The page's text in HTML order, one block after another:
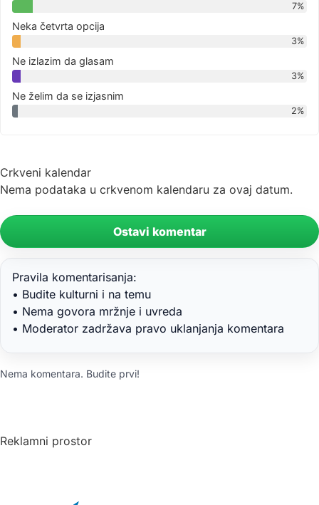
7%
Neka četvrta opcija
3%
Ne izlazim da glasam
3%
Ne želim da se izjasnim
2%
Crkveni kalendar
Nema podataka u crkvenom kalendaru za ovaj datum.
Ostavi komentar
Pravila komentarisanja:
• Budite kulturni i na temu
• Nema govora mržnje i uvreda
• Moderator zadržava pravo uklanjanja komentara
Nema komentara. Budite prvi!
Reklamni prostor